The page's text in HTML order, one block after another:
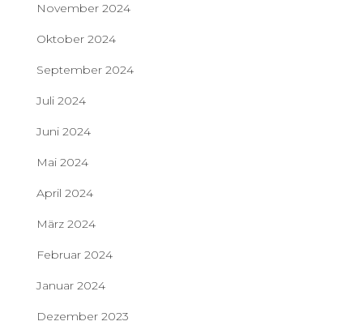
November 2024
Oktober 2024
September 2024
Juli 2024
Juni 2024
Mai 2024
April 2024
März 2024
Februar 2024
Januar 2024
Dezember 2023